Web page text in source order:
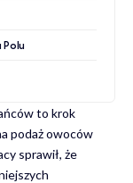
to krok
podaż owoców
sprawił, że